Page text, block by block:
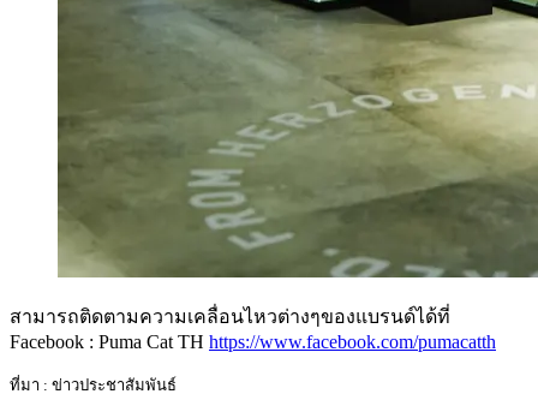
สามารถติดตามความเคลื่อนไหวต่างๆของแบรนด์ได้ที่
Facebook : Puma Cat TH https://www.facebook.com/pumacatth
ที่มา : ข่าวประชาสัมพันธ์